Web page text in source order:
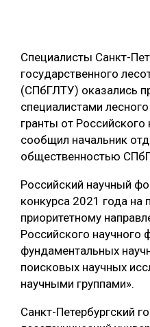
БИОЭНЕРГЕТИКА
ЛЕСОВОССТАНОВЛЕНИЕ И
ЛОГИСТИКА
ПРОИЗВОДСТВО ДРЕВЕСНЫХ
ЦБП
КОМПЛЕКСНАЯ ПЕРЕРАБОТКА
ЛЕСОПИЛЕНИЕ
ДЕРЕВЯННОЕ
БЕЗОПАСНОЕ ПРОИЗВОДСТВО
СУШКА ДРЕВЕСИНЫ
ТЕМАТИЧЕСКИЕ ПРОЕКТЫ
ПОДБОРКИ СТАТЕЙ
Специалисты Санкт-
государственного
(СПбГЛТУ) оказались
специалистами
гранты от
сообщил начальник
общественностью
Российский научный
конкурса 2021 года на
приоритетному
Российского научного
фундаментальных
поисковых научных
научными группами».
Санкт-Петербургский